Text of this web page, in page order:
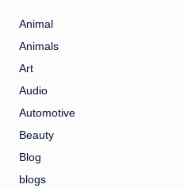
Animal
Animals
Art
Audio
Automotive
Beauty
Blog
blogs